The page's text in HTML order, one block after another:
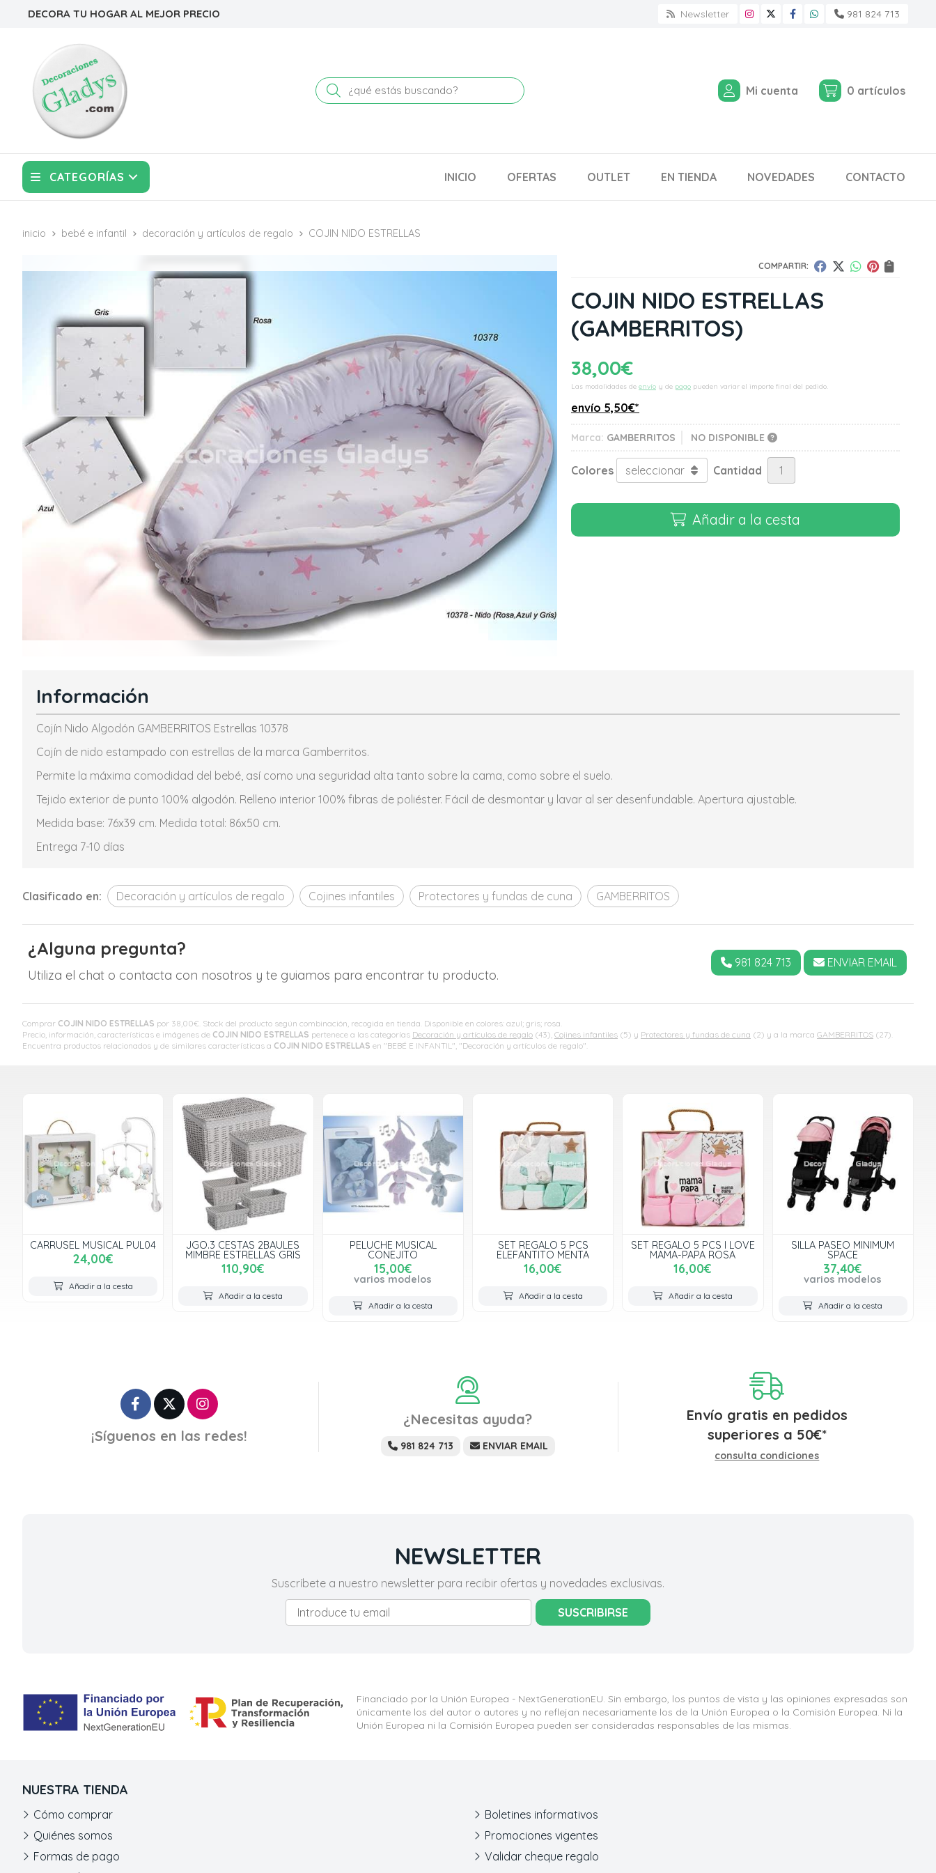
DECORA TU HOGAR AL MEJOR PRECIO Newsletter 981 824 713
Buscar Mi cuenta 0 artículos
CATEGORÍAS INICIO OFERTAS OUTLET EN TIENDA NOVEDADES CONTACTO
inicio bebé e infantil decoración y artículos de regalo COJIN NIDO ESTRELLAS
COMPARTIR:
COJIN NIDO ESTRELLAS
(GAMBERRITOS)
38,00€
Las modalidades de envío y de pago pueden variar el importe final del pedido.
envío 5,50€*
Marca: GAMBERRITOS NO DISPONIBLE
Colores Cantidad
Añadir a la cesta
Comprar COJIN NIDO ESTRELLAS por 38,00€ . Stock del producto según combinación, recogida en tienda. Disponible en colores: azul; gris; rosa.
Precio, información, características e imágenes de COJIN NIDO ESTRELLAS pertenece a las categorías Decoración y artículos de regalo (43), Cojines infantiles (5) y Protectores y fundas de cuna (2) y a la marca GAMBERRITOS (27).
Encuentra productos relacionados y de similares características a COJIN NIDO ESTRELLAS en "BEBÉ E INFANTIL", "Decoración y artículos de regalo".
Información
Cojín Nido Algodón GAMBERRITOS Estrellas 10378
Cojín de nido estampado con estrellas de la marca Gamberritos.
Permite la máxima comodidad del bebé, así como una seguridad alta tanto sobre la cama, como sobre el suelo.
Tejido exterior de punto 100% algodón. Relleno interior 100% fibras de poliéster. Fácil de desmontar y lavar al ser desenfundable. Apertura ajustable.
Medida base: 76x39 cm. Medida total: 86x50 cm.
Entrega 7-10 días
Clasificado en: Decoración y artículos de regalo Cojines infantiles Protectores y fundas de cuna GAMBERRITOS
¿Alguna pregunta?
Utiliza el chat o contacta con nosotros y te guiamos para encontrar tu producto.
981 824 713 ENVIAR EMAIL
CARRUSEL MUSICAL PUL04
24,00€
Añadir a la cesta
JGO.3 CESTAS 2BAULES
MIMBRE ESTRELLAS GRIS
110,90€
Añadir a la cesta
PELUCHE MUSICAL
CONEJITO
15,00€
varios modelos
Añadir a la cesta
SET REGALO 5 PCS
ELEFANTITO MENTA
16,00€
Añadir a la cesta
SET REGALO 5 PCS I LOVE
MAMA-PAPA ROSA
16,00€
Añadir a la cesta
SILLA PASEO MINIMUM
SPACE
37,40€
varios modelos
Añadir a la cesta
¡Síguenos en las redes!
¿Necesitas ayuda?
981 824 713 ENVIAR EMAIL
Envío gratis en pedidos
superiores a 50€*
consulta condiciones
NEWSLETTER
Suscríbete a nuestro newsletter para recibir ofertas y novedades exclusivas.
SUSCRIBIRSE
Financiado por la Unión Europea - NextGenerationEU. Sin embargo, los puntos de vista y las opiniones expresadas son
únicamente los del autor o autores y no reflejan necesariamente los de la Unión Europea o la Comisión Europea. Ni la
Unión Europea ni la Comisión Europea pueden ser consideradas responsables de las mismas.
NUESTRA TIENDA
Cómo comprar
Quiénes somos
Formas de pago
Boletines informativos
Promociones vigentes
Validar cheque regalo